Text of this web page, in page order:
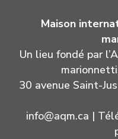
Maison
Un lieu fondé par
30 avenue Saint-
info@aqm.ca |